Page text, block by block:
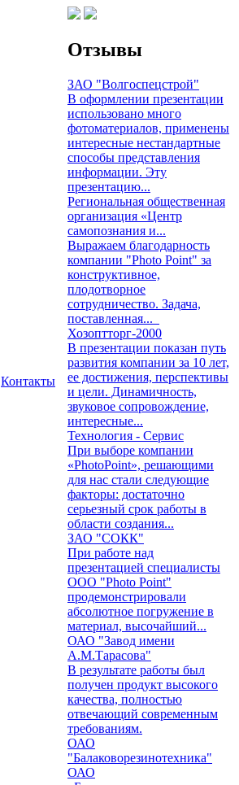
Контакты
Отзывы
ЗАО "Волгоспецстрой"
В оформлении презентации
использовано много
фотоматериалов, применены
интересные нестандартные
способы представления
информации. Эту
презентацию...
Региональная общественная
организация «Центр
самопознания и...
Выражаем благодарность
компании "Photo Point" за
конструктивное,
плодотворное
сотрудничество. Задача,
поставленная...
Хозоптторг-2000
В презентации показан путь
развития компании за 10 лет,
ее достижения, перспективы
и цели. Динамичность,
звуковое сопровождение,
интересные...
Технология - Сервис
При выборе компании
«PhotoPoint», решающими
для нас стали следующие
факторы: достаточно
серьезный срок работы в
области создания...
ЗАО "СОКК"
При работе над
презентацией специалисты
ООО "Photo Point"
продемонстрировали
абсолютное погружение в
материал, высочайший...
ОАО "Завод имени
А.М.Тарасова"
В результате работы был
получен продукт высокого
качества, полностью
отвечающий современным
требованиям.
ОАО
"Балаковорезинотехника"
ОАО